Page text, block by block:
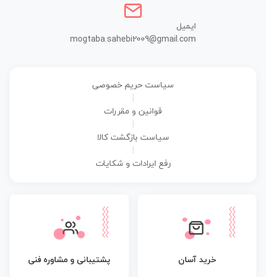
ایمیل
mogtaba.sahebi2009@gmail.com
سیاست حریم خصوصی
قوانین و مقررات
سیاست بازگشت کالا
رفع ایرادات و شکایات
خرید آسان پشتیبانی و مشاوره فنی